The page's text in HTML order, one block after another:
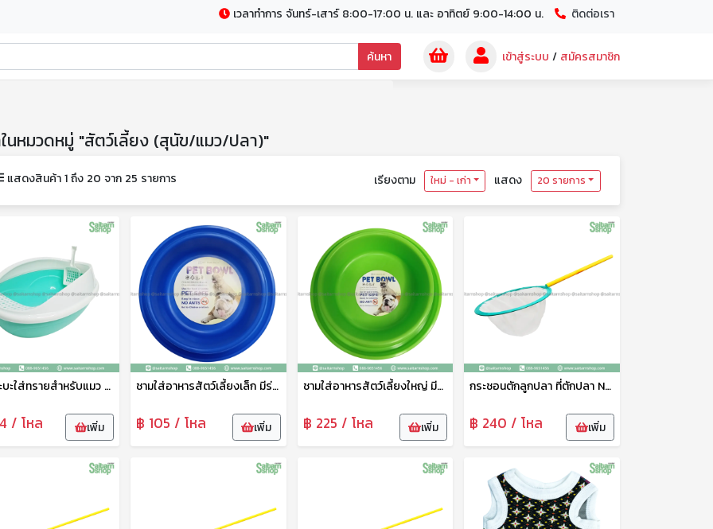
เวลาทำการ จันทร์-เสาร์ 8:00-17:00 น. และ อาทิตย์ 9:00-14:00 น. ติดต่อเรา
ค้นหา เข้าสู่ระบบ / สมัครสมาชิก
นหมวดหมู่ "สัตว์เลี้ยง (สุนัข/แมว/ปลา)"
แสดงสินค้า 1 ถึง 20 จาก 25 รายการ เรียงตาม ใหม่ - เก่า แสดง 20 รายการ
เซ็ตกระบะใส่ทรายสำหรับแมว No.1802 SRT
/ โหล เพิ่ม
ชามใส่อาหารสัตว์เลี้ยงเล็ก มีร่องใส่น้ำกันมด No.1815 SRT
฿ 105 / โหล เพิ่ม
ชามใส่อาหารสัตว์เลี้ยงใหญ่ มีร่องใส่น้ำกันมด No.1821 SRT
฿ 225 / โหล เพิ่ม
กระชอนตักลูกปลา ที่ตักปลา No.9 111
฿ 240 / โหล เพิ่ม